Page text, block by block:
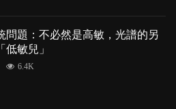
問題：不必然是高敏，光譜的另
低敏兒」
6.4K